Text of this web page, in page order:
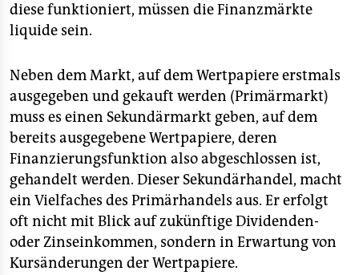
epaper login
diese funktioniert, müssen die Finanzmärkte
liquide sein.
Neben dem Markt, auf dem Wertpapiere erstmals
ausgegeben und gekauft werden (Primärmarkt)
muss es einen Sekundärmarkt geben, auf dem
bereits ausgegebene Wertpapiere, deren
Finanzierungsfunktion also abgeschlossen ist,
gehandelt werden. Dieser Sekundärhandel, macht
ein Vielfaches des Primärhandels aus. Er erfolgt
oft nicht mit Blick auf zukünftige Dividenden-
oder Zinseinkommen, sondern in Erwartung von
Kursänderungen der Wertpapiere.